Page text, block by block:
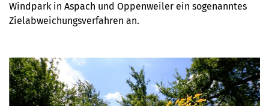
Windpark in Aspach und Oppenweiler ein sogenanntes
Zielabweichungsverfahren an.